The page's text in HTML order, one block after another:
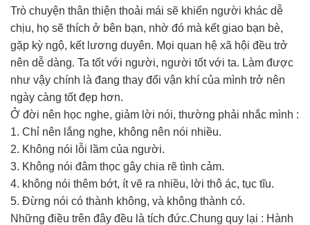
Trò chuyện thân thiện thoải mái sẽ khiến người khác dễ
chịu, họ sẽ thích ở bên bạn, nhờ đó mà kết giao bạn bè,
gặp kỳ ngộ, kết lương duyên. Mọi quan hệ xã hội đều trở
nên dễ dàng. Ta tốt với người, người tốt với ta. Làm được
như vậy chính là đang thay đổi vận khí của mình trở nên
ngày càng tốt đẹp hơn.
Ở đời nên học nghe, giảm lời nói, thường phải nhắc mình :
1. Chỉ nên lắng nghe, không nên nói nhiều.
2. Không nói lỗi lầm của người.
3. Không nói đâm thọc gây chia rẽ tình cảm.
4. không nói thêm bớt, ít vẽ ra nhiều, lời thô ác, tục tĩu.
5. Đừng nói có thành không, và không thành có.
Những điều trên đây đều là tích đức.Chung quy lại : Hành